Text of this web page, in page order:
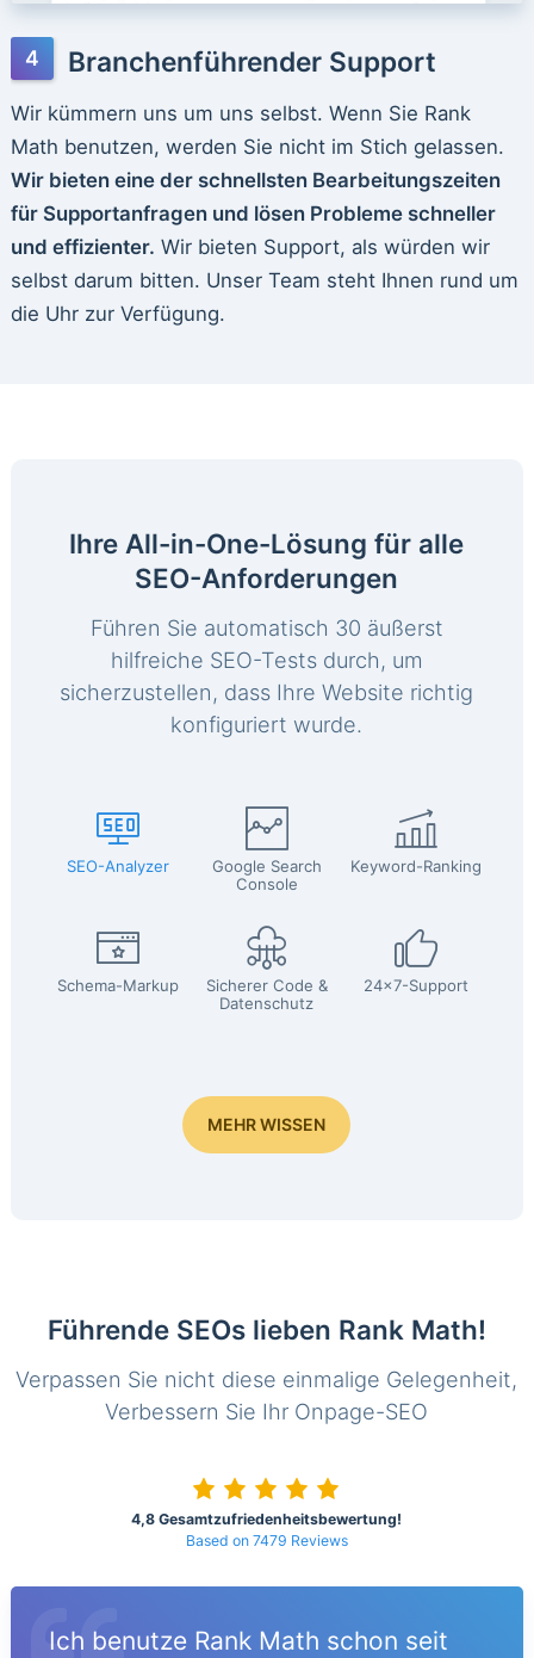
Branchenführender Support
Wir kümmern uns um uns selbst. Wenn Sie Rank
Math benutzen, werden Sie nicht im Stich gelassen.
Wir bieten eine der schnellsten Bearbeitungszeiten
für Supportanfragen und lösen Probleme schneller
und effizienter. Wir bieten Support, als würden wir
selbst darum bitten. Unser Team steht Ihnen rund um
die Uhr zur Verfügung.
Ihre All-in-One-Lösung für alle
SEO-Anforderungen
Führen Sie automatisch 30 äußerst
hilfreiche SEO-Tests durch, um
sicherzustellen, dass Ihre Website richtig
konfiguriert wurde.
SEO-Analyzer
Google Search
Console
Keyword-Ranking
Schema-Markup
Sicherer Code &
Datenschutz
24x7-Support
MEHR WISSEN
Führende SEOs lieben Rank Math!
Verpassen Sie nicht diese einmalige Gelegenheit,
Verbessern Sie Ihr Onpage-SEO
4,8 Gesamtzufriedenheitsbewertung!
Based on 7479 Reviews
Ich benutze Rank Math schon seit